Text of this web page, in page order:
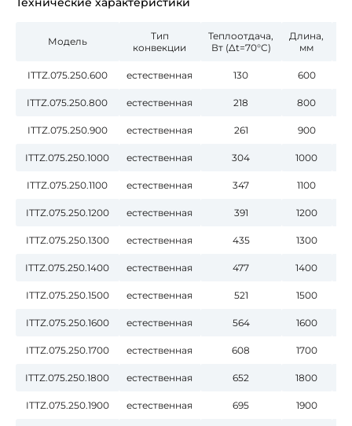
Модель
Тип
конвекции
Теплоотдача,
Вт (Δt=70°C)
Длина,
мм
ITTZ.075.250.600 естественная 130 600
ITTZ.075.250.800 естественная 218 800
ITTZ.075.250.900 естественная 261 900
ITTZ.075.250.1000 естественная 304 1000
ITTZ.075.250.1100 естественная 347 1100
ITTZ.075.250.1200 естественная 391 1200
ITTZ.075.250.1300 естественная 435 1300
ITTZ.075.250.1400 естественная 477 1400
ITTZ.075.250.1500 естественная 521 1500
ITTZ.075.250.1600 естественная 564 1600
ITTZ.075.250.1700 естественная 608 1700
ITTZ.075.250.1800 естественная 652 1800
ITTZ.075.250.1900 естественная 695 1900